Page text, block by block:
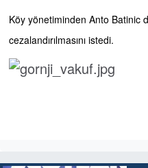
Köy yönetiminden Anto Batinic
cezalandırılmasını istedi.